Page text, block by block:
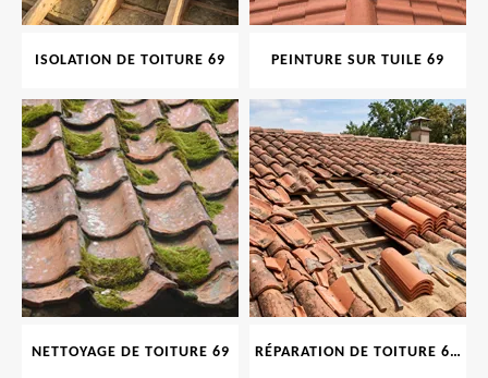
ISOLATION DE TOITURE 69 PEINTURE SUR TUILE 69
NETTOYAGE DE TOITURE 69 RÉPARATION DE TOITURE 69 RHONE, TUILES CASSÉES OU ABIMÉES